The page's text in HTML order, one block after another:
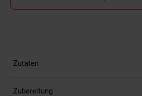
Zutaten
Zubereitung